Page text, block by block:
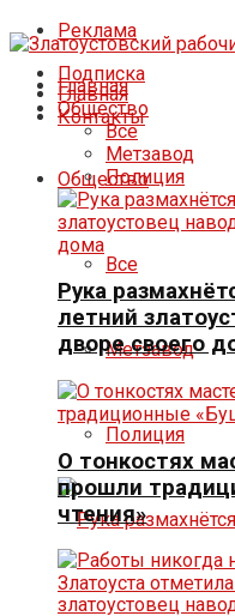
Реклама
Подписка
Контакты
Главная
Общество
Все
Метзавод
Полиция
Главная
Общество
Все
Метзавод
Полиция
Рука
летний
дворе своего
О тонкостях
прошли
чтения»